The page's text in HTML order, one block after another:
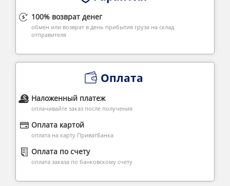
100% возврат денег
обмен или возврат в день прибытия груза на склад
отправителя
Оплата
Наложенный платеж
оплачивайте заказ после получения
Оплата картой
оплата на карту ПриватБанка
Оплата по счету
оплата заказа по банковскому счету